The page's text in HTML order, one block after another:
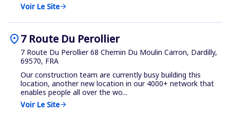
Voir Le Sitearrow_forward
location_on7 Route Du Perollier
7 Route Du Perollier 68 Chemin Du Moulin Carron, Dardilly,
69570, FRA
Our construction team are currently busy building this
location, another new location in our 4000+ network that
enables people all over the wo...
Voir Le Sitearrow_forward